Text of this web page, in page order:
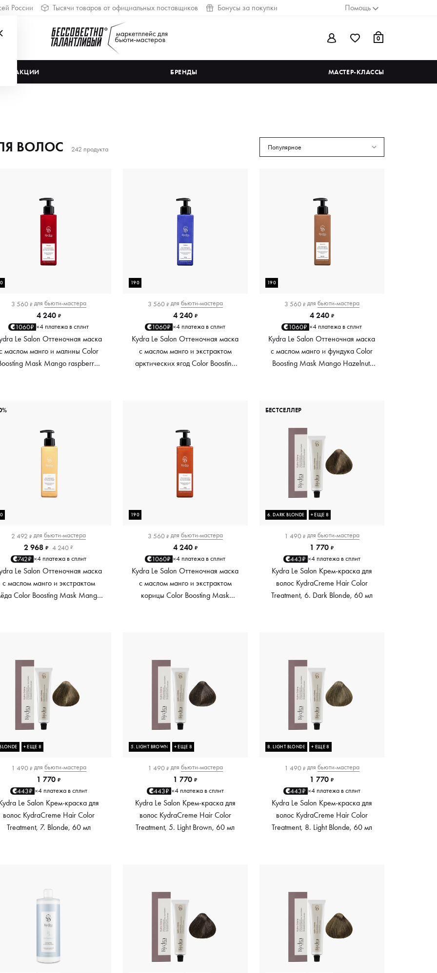
России Тысячи товаров от официальных поставщиков Бонусы за покупки Помощь
0
АКЦИИ БРЕНДЫ МАСТЕР-КЛАССЫ
ВОЛОС 242 продукта Популярное
3 560 ₽ для бьюти-мастера
4 240 ₽
1060₽ ×4 платежа в сплит
Le Salon Оттеночная маска
маслом манго и малины Color
Mask Mango raspberry,
190
3 560 ₽ для бьюти-мастера
4 240 ₽
1060₽ ×4 платежа в сплит
Kydra Le Salon Оттеночная маска
с маслом манго и экстрактом
арктических ягод Color Boosting
190
3 560 ₽ для бьюти-мастера
4 240 ₽
1060₽ ×4 платежа в сплит
Kydra Le Salon Оттеночная маска
с маслом манго и фундука Color
Boosting Mask Mango Hazelnut,
2 492 ₽ для бьюти-мастера
2 968 ₽ 4 240 ₽
742₽ ×4 платежа в сплит
Le Salon Оттеночная маска
с маслом манго и экстрактом
Color Boosting Mask Mango
190
3 560 ₽ для бьюти-мастера
4 240 ₽
1060₽ ×4 платежа в сплит
Kydra Le Salon Оттеночная маска
с маслом манго и экстрактом
корицы Color Boosting Mask
6. DARK BLONDE + ЕЩЕ 8
1 490 ₽ для бьюти-мастера
1 770 ₽
443₽ ×4 платежа в сплит
Kydra Le Salon Крем-краска для
волос KydraCreme Hair Color
Treatment, 6. Dark Blonde, 60 мл
БЕСТСЕЛЛЕР
+ ЕЩЕ 8
1 490 ₽ для бьюти-мастера
1 770 ₽
443₽ ×4 платежа в сплит
Le Salon Крем-краска для
волос KydraCreme Hair Color
Treatment, 7. Blonde, 60 мл
5. LIGHT BROWN + ЕЩЕ 8
1 490 ₽ для бьюти-мастера
1 770 ₽
443₽ ×4 платежа в сплит
Kydra Le Salon Крем-краска для
волос KydraCreme Hair Color
Treatment, 5. Light Brown, 60 мл
8. LIGHT BLONDE + ЕЩЕ 8
1 490 ₽ для бьюти-мастера
1 770 ₽
443₽ ×4 платежа в сплит
Kydra Le Salon Крем-краска для
волос KydraCreme Hair Color
Treatment, 8. Light Blonde, 60 мл